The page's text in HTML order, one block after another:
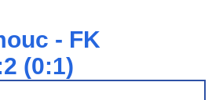
- FK
(0:1)